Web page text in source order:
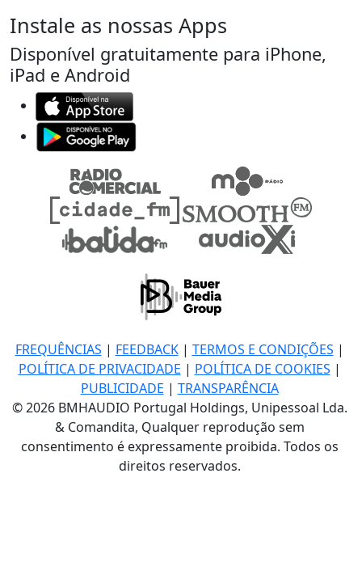
Instale as nossas Apps
Disponível gratuitamente para iPhone,
iPad e Android
FREQUÊNCIAS | FEEDBACK| TERMOS E CONDIÇÕES |
POLÍTICA DE PRIVACIDADE | POLÍTICA DE COOKIES |
PUBLICIDADE | TRANSPARÊNCIA
© 2026 BMHAUDIO Portugal Holdings, Unipessoal Lda.
& Comandita, Qualquer reprodução sem
consentimento é expressamente proibida. Todos os
direitos reservados.